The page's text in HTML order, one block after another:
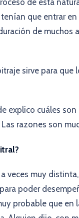
de esta
que entrar
de muchos
sirve para
explico cuáles
razones son
veces muy
poder
probable que